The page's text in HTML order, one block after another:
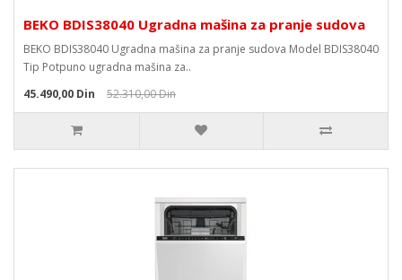
BEKO BDIS38040 Ugradna mašina za pranje sudova
BEKO BDIS38040 Ugradna mašina za pranje sudova Model BDIS38040
Tip Potpuno ugradna mašina za..
45.490,00 Din
52.310,00 Din